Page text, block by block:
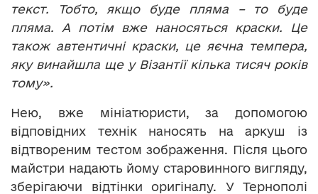
текст. Тобто, якщо буде пляма – то буде
пляма. А потім вже наносяться краски. Це
також автентичні краски, це яєчна темпера,
яку винайшла ще у Візантії кілька тисяч років
тому».
Нею, вже мініатюристи, за допомогою
відповідних технік наносять на аркуш із
відтвореним тестом зображення. Після цього
майстри надають йому старовинного вигляду,
зберігаючи відтінки оригіналу. У Тернополі